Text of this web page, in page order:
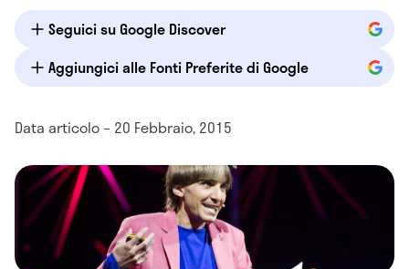
Seguici su Google Discover
Aggiungici alle Fonti Preferite di Google
Data articolo – 20 Febbraio, 2015